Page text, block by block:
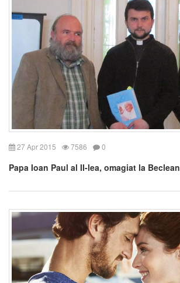
27 Apr 2015 7586 0
Papa Ioan Paul al II-lea, omagiat la Beclean